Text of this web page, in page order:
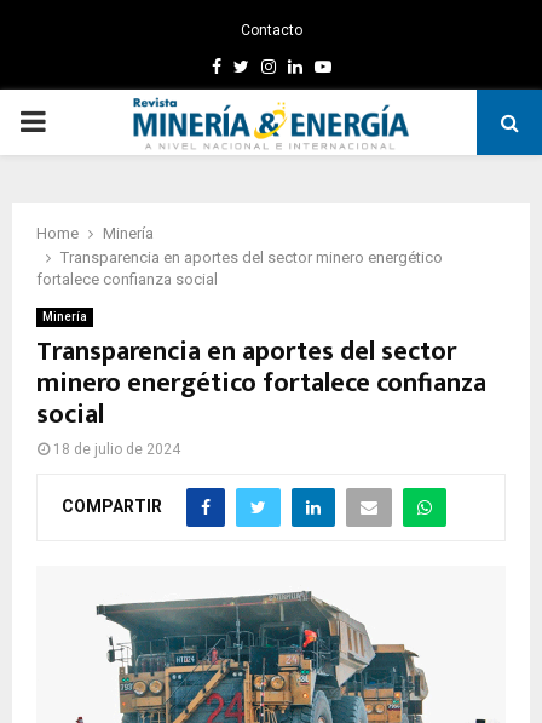
Contacto
Facebook
TwitterInstagram
LinkedinYoutube
PRIMARY
Home
Minería
Transparencia en aportes del sector minero energético
fortalece confianza social
Minería
Transparencia en aportes del sector
minero energético fortalece confianza
social
18 de julio de 2024
COMPARTIR